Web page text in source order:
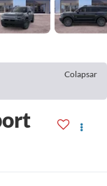
Colapsar